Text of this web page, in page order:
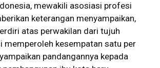
mewakili asosiasi profesi
keterangan menyampaikan,
atas perwakilan dari tujuh
memperoleh kesempatan satu per
pandangannya kepada